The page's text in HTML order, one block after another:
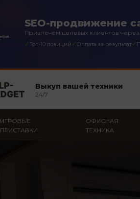
SEO-продвижение
Привлечем целевых клиентов
✓Топ-10 позиций ✓ Оплата за результат✓
Выкуп вашей техники
24/7
ИГРОВЫЕ
ПРИСТАВКИ
ОФИСНАЯ
ТЕХНИКА